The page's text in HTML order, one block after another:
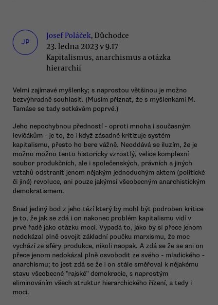
JP
Josef Poláček, Důchodce
23. ledna 2023 v 9.17
Kapitalismus, anarchismus a otázka
hierarchií
Velmi zajímavé myšlenky; s naprostou většinou je možno
bezvýhradně souhlasit. (Musím přiznat, že s myšlenkami M.
Tamáse se tady setkávám poprvé.)
Jeho nepochybnou předností - oproti mnoha i současným
levičákům - je to, že i když zásadně kritizuje systém
kapitalismu, přesto ho bere vážně. Neoddává se iluzím, že je
možno možno tento historicky vzrostlý, velice komplexní
soubor produkčních, ale i společenských, právních a jiných
vztahů odstranit jenom nějakým jednoduchým aktem (politické
či jiné) revoluce, ani pouze jakýmsi všeobecným anarchistickým
demokratismem.
Snad jediný bod z jeho tézí který by mohl být podroben kritice
je to, že jak se zdá i on nakonec problém kapitalismu vidí v
prvé řadě jako otázku moci. Vypadá to, jako by si přece jenom
nedokázal plně osvojit základní poučku marxismu, že moc
vychází ze sféry produkce, nikoli naopak. A zdá se že se ani on
přece jenom nedokázal plně osvobodit ze svého - mladického -
anarchismu; to jest zdá se že i on stále směřoval k nějakému
stavu všeobecné "rajské" demokracie, s naprostým
eliminováním všech struktur hierarchického řízení, a tedy i
moci.